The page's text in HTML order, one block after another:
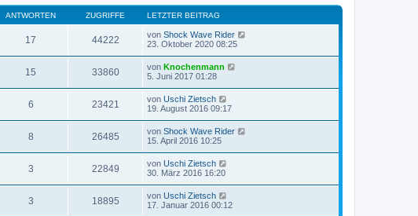
ANTWORTEN ZUGRIFFE LETZTER BEITRAG
17 44222 von Shock Wave Rider
23. Oktober 2020 08:25
15 33860 von Knochenmann
5. Juni 2017 01:28
6 23421 von Uschi Zietsch
19. August 2016 09:17
8 26485 von Shock Wave Rider
15. April 2016 10:25
3 22849 von Uschi Zietsch
30. März 2016 16:20
3 18895 von Uschi Zietsch
17. Januar 2016 00:12